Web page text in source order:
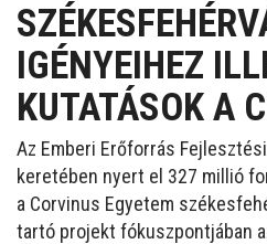
IGÉNYEIHEZ
KUTATÁSOK A
Az Emberi Erőforrás
keretében nyert el 327 millió
a Corvinus Egyetem
tartó projekt fókuszpontjában